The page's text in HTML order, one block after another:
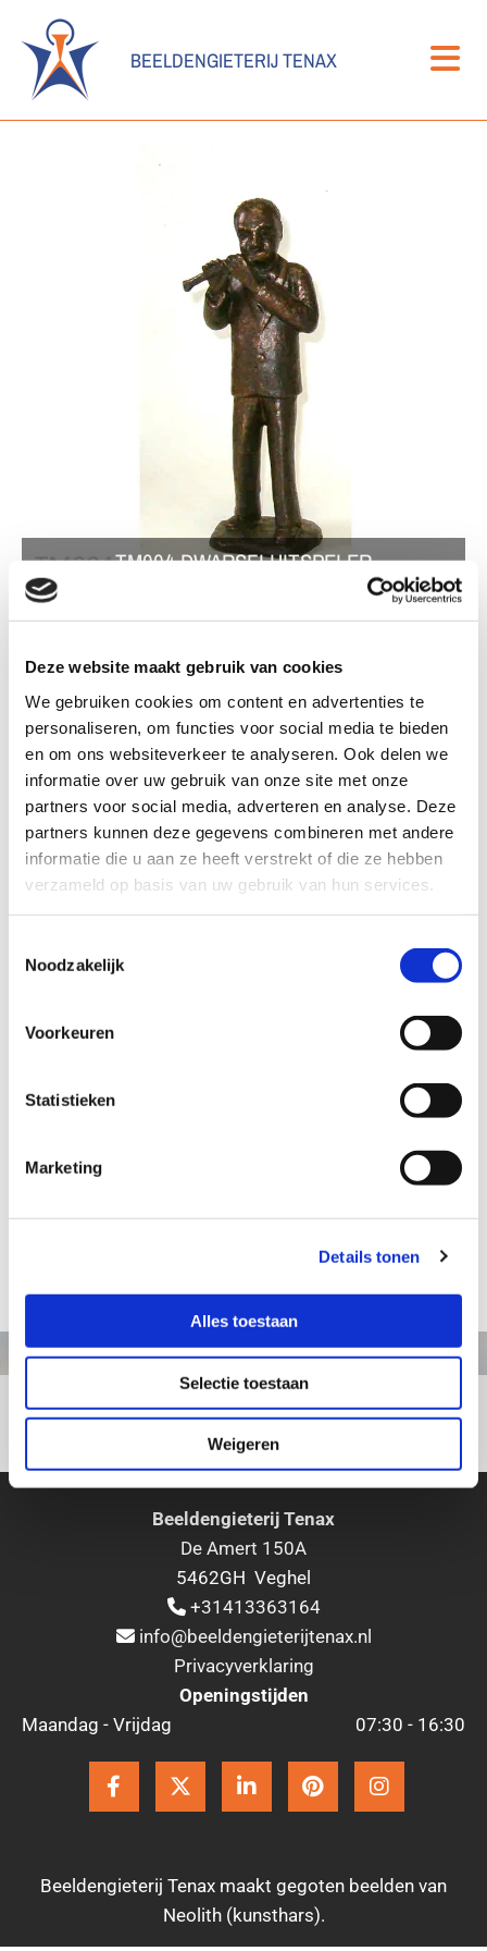
Deze website maakt gebruik van cookies
We gebruiken cookies om content en advertenties te
personaliseren, om functies voor social media te bieden
en om ons websiteverkeer te analyseren. Ook delen we
informatie over uw gebruik van onze site met onze
partners voor social media, adverteren en analyse. Deze
partners kunnen deze gegevens combineren met andere
informatie die u aan ze heeft verstrekt of die ze hebben
verzameld op basis van uw gebruik van hun services.
Noodzakelijk
Voorkeuren
Statistieken
Marketing
Details tonen
Alles toestaan
Selectie toestaan
Weigeren
BEELDENGIETERIJ TENAX
TM004 DWARSFLUITSPELER
TM004 Dwarsfluitspeler
Formaat: 21 - 25 cm
€ 42,00
Aanvraag informatie / bestellen
Uit de serie Muzikanten: Dwarsfluitspeler
+31413363164
Beeldengieterij Tenax
De Amert 150A
5462GH Veghel
 +31413363164
 info@beeldengieterijtenax.nl
Privacyverklaring
Openingstijden
Maandag - Vrijdag
07:30 - 16:30
Beeldengieterij Tenax maakt gegoten beelden van
Neolith (kunsthars).